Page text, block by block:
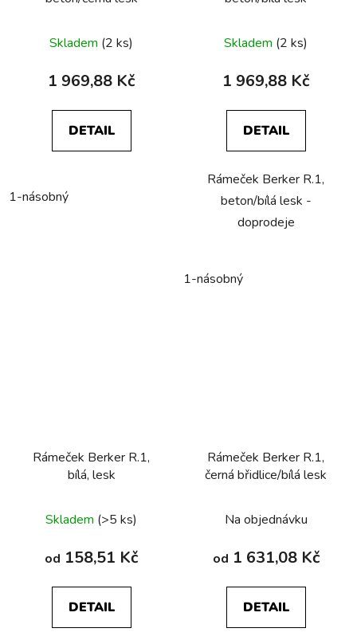
Skladem (2 ks)
1 969,88 Kč
DETAIL
1-násobný
Skladem (2 ks)
1 969,88 Kč
DETAIL
Rámeček Berker R.1,
beton/bílá lesk -
doprodeje
1-násobný
Rámeček Berker R.1,
bílá, lesk
Skladem (>5 ks)
od 158,51 Kč
DETAIL
Rámeček Berker R.1,
černá břidlice/bílá lesk
Na objednávku
od 1 631,08 Kč
DETAIL